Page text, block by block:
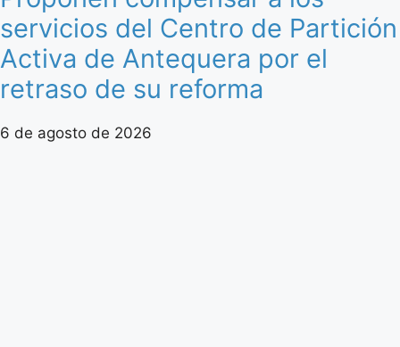
servicios del Centro de Partición
Activa de Antequera por el
retraso de su reforma
6 de agosto de 2026